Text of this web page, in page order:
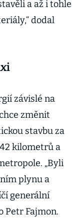
a až i tohle
dodal
závislé na
změnit
stavbu za
kilometrů a
„Byli
plynu a
generální
Petr Fajmon.